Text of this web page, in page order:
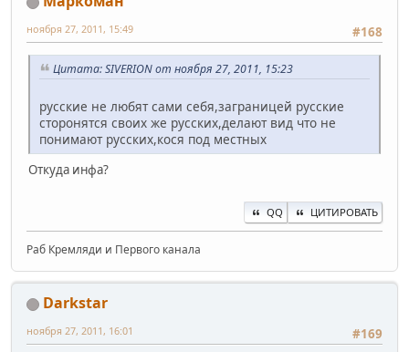
#168
ноября 27, 2011, 15:49
Цитата: SIVERION от ноября 27, 2011, 15:23
русские не любят сами себя,заграницей русские
сторонятся своих же русских,делают вид что не
понимают русских,кося под местных
Откуда инфа?
QQ ЦИТИРОВАТЬ
Раб Кремляди и Первого канала
Darkstar
#169
ноября 27, 2011, 16:01